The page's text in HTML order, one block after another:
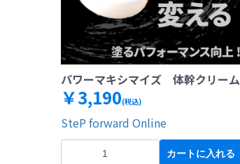
パワーマキシマイズ 体幹クリーム
￥3,190(税込)
SteP forward Online
カートに入れる